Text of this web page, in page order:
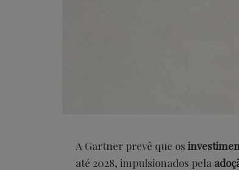
A Gartner prevê que os
até 2028, impulsionados pela